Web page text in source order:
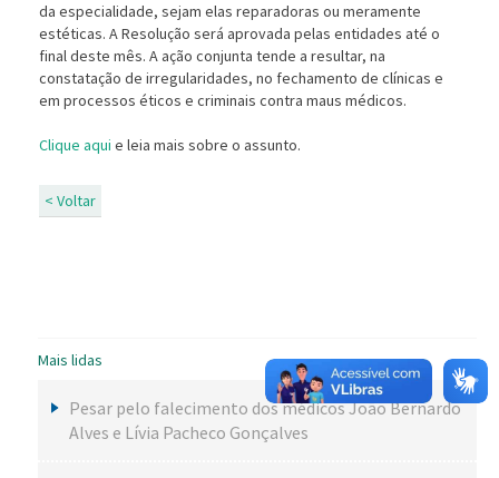
da especialidade, sejam elas reparadoras ou meramente
estéticas. A Resolução será aprovada pelas entidades até o
final deste mês. A ação conjunta tende a resultar, na
constatação de irregularidades, no fechamento de clínicas e
em processos éticos e criminais contra maus médicos.
Clique aqui e leia mais sobre o assunto.
< Voltar
Mais lidas
Pesar pelo falecimento dos médicos João Bernardo
Alves e Lívia Pacheco Gonçalves